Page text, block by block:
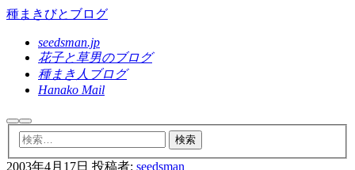
種まきびとブログ
seedsman.jp
花子と草男のブログ
種まき人ブログ
Hanako Mail
検 メ
イ
ン
2003年4月17日 投稿者: seedsman